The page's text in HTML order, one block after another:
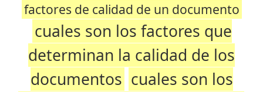
factores de calidad de un documento
cuales son los factores que
determinan la calidad de los
documentos cuales son los